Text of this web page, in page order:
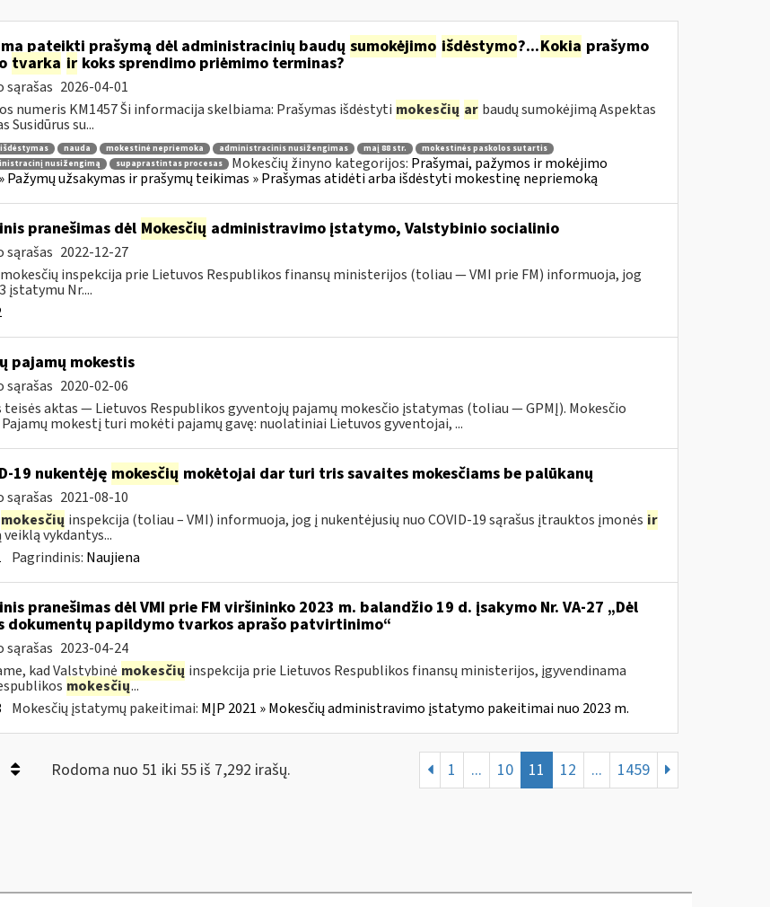
pateikti prašymą dėl administracinių baudų sumokėjimo išdėstymo?...Kokia prašymo
tvarka irkoks sprendimo priėmimo terminas?
sąrašas 2026-04-01
numeris KM1457 Ši informacija skelbiama: Prašymas išdėstyti mokesčių ar baudų sumokėjimą Aspektas
Susidūrus su...
išdėstymas nauda mokestinė nepriemoka administracinis nusižengimas maį 88 str.
mokestinės paskolos sutartis
nusižengimą
supaprastintas procesas Mokesčių žinyno kategorijos: Prašymai, pažymos ir mokėjimo
Pažymų užsakymas ir prašymų teikimas » Prašymas atidėti arba išdėstyti mokestinę nepriemoką
pranešimas dėl Mokesčių administravimo įstatymo, Valstybinio socialinio
sąrašas 2022-12-27
inspekcija prie Lietuvos Respublikos finansų ministerijos (toliau — VMI prie FM) informuoja, jog
įstatymu Nr....
pajamų mokestis
sąrašas 2020-02-06
teisės aktas — Lietuvos Respublikos gyventojų pajamų mokesčio įstatymas (toliau — GPMĮ). Mokesčio
mokestį turi mokėti pajamų gavę: nuolatiniai Lietuvos gyventojai, ...
19 nukentėję mokesčių mokėtojai dar turi tris savaites mokesčiams be palūkanų
sąrašas 2021-08-10
mokesčių inspekcija (toliau – VMI) informuoja, jog į nukentėjusių nuo COVID-19 sąrašus įtrauktos įmonės ir
vykdantys...
Pagrindinis: Naujiena
pranešimas dėl VMI prie FM viršininko 2023 m. balandžio 19 d. įsakymo Nr. VA-27 „Dėl
dokumentų papildymo tvarkos aprašo patvirtinimo“
sąrašas 2023-04-24
kad Valstybinė mokesčių inspekcija prie Lietuvos Respublikos finansų ministerijos, įgyvendinama
mokesčių...
Mokesčių įstatymų pakeitimai: MĮP 2021 » Mokesčių administravimo įstatymo pakeitimai nuo 2023 m.
Rodoma nuo 51 iki 55 iš 7,292 irašų. 1 ... 10 11 12 ... 1459